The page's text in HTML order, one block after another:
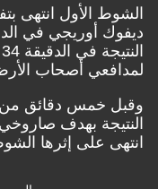
الشوط الأول انتهى
لمدافعي أصحاب
وقبل خمس دقائق من
النتيجة بهدف
انتهى على إثرها